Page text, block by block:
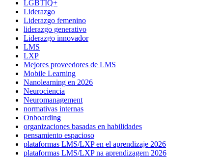
LGBTIQ+
Liderazgo
Liderazgo femenino
liderazgo generativo
Liderazgo innovador
LMS
LXP
Mejores proveedores de LMS
Mobile Learning
Nanolearning en 2026
Neurociencia
Neuromanagement
normativas internas
Onboarding
organizaciones basadas en habilidades
pensamiento espacioso
plataformas LMS/LXP en el aprendizaje 2026
plataformas LMS/LXP na aprendizagem 2026